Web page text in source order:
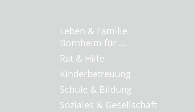
Leben & Familie
Bornheim für ...
Rat & Hilfe
Kinderbetreuung
Schule & Bildung
Soziales & Gesellschaft